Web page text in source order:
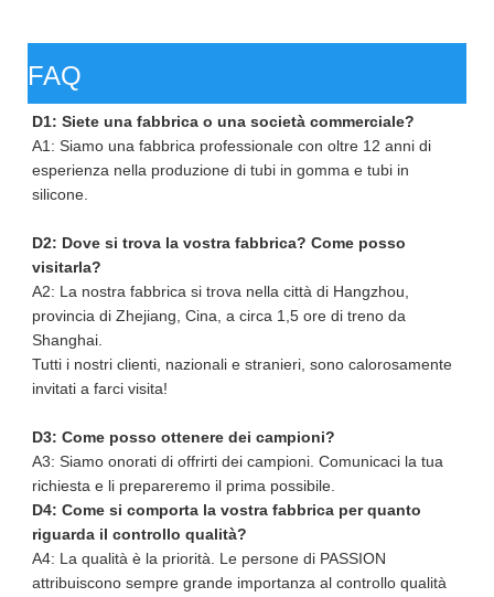
FAQ
D1: Siete una fabbrica o una società commerciale?
A1: Siamo una fabbrica professionale con oltre 12 anni di
esperienza nella produzione di tubi in gomma e tubi in
silicone.
D2: Dove si trova la vostra fabbrica? Come posso
visitarla?
A2: La nostra fabbrica si trova nella città di Hangzhou,
provincia di Zhejiang, Cina, a circa 1,5 ore di treno da
Shanghai.
Tutti i nostri clienti, nazionali e stranieri, sono calorosamente
invitati a farci visita!
D3: Come posso ottenere dei campioni?
A3: Siamo onorati di offrirti dei campioni. Comunicaci la tua
richiesta e li prepareremo il prima possibile.
D4: Come si comporta la vostra fabbrica per quanto
riguarda il controllo qualità?
A4: La qualità è la priorità. Le persone di PASSION
attribuiscono sempre grande importanza al controllo qualità